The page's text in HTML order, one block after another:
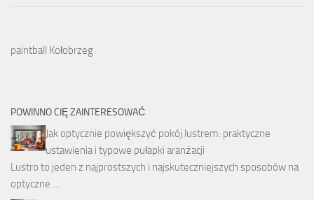
paintball Kołobrzeg
POWINNO CIĘ ZAINTERESOWAĆ
Jak optycznie powiększyć pokój lustrem: praktyczne
ustawienia i typowe pułapki aranżacji
Lustro to jeden z najprostszych i najskuteczniejszych sposobów na
optyczne …